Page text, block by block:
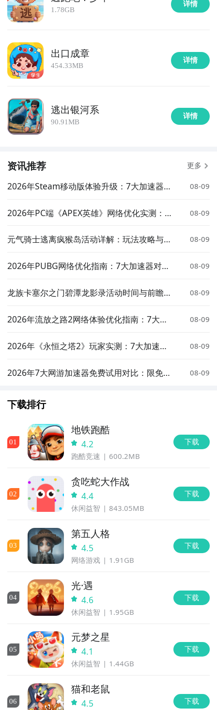
1.78GB
详情
出口成章
454.33MB
详情
逃出银河系
90.91MB
详情
资讯推荐 更多
2026年Steam移动版体验升级：7大加速器对
08-09
2026年PC端《APEX英雄》网络优化实测：7
08-09
元气骑士逃离疯猴岛活动详解：玩法攻略与奖
08-09
2026年PUBG网络优化指南：7大加速器对比
08-09
龙族卡塞尔之门碧潭龙影录活动时间与前瞻介
08-09
2026年流放之路2网络体验优化指南：7大加
08-09
2026年《永恒之塔2》玩家实测：7大加速器
08-09
2026年7大网游加速器免费试用对比：限免体
08-09
下载排行
01
地铁跑酷
4.2
跑酷竞速 600.2MB
下载
02
贪吃蛇大作战
4.4
休闲益智 843.05MB
下载
03
第五人格
4.5
网络游戏 1.91GB
下载
04
光·遇
4.6
休闲益智 1.95GB
下载
05
元梦之星
4.1
休闲益智 1.44GB
下载
06
猫和老鼠
4.5 下载